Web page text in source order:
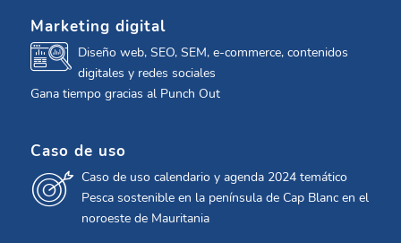
Marketing digital
Diseño web, SEO, SEM, e-commerce, contenidos
digitales y redes sociales
Gana tiempo gracias al Punch Out
Caso de uso
Caso de uso calendario y agenda 2024 temático
Pesca sostenible en la península de Cap Blanc en el
noroeste de Mauritania